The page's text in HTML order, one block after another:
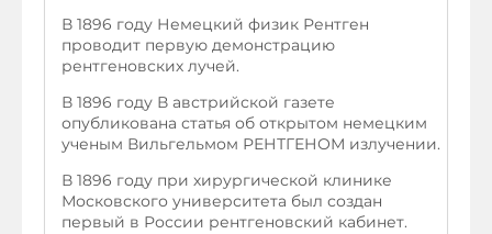
В 1896 году Немецкий физик Рентген
проводит первую демонстрацию
рентгеновских лучей.
В 1896 году В австрийской газете
опубликована статья об открытом немецким
ученым Вильгельмом РЕНТГЕНОМ излучении.
В 1896 году при хирургической клинике
Московского университета был создан
первый в России рентгеновский кабинет.